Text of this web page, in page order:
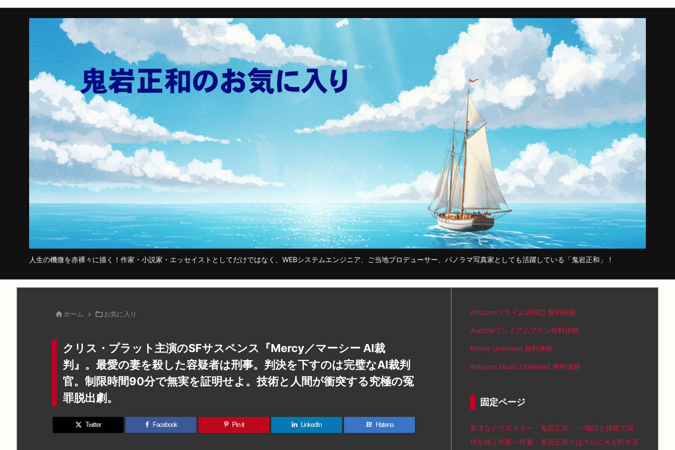
人生の機微を赤裸々に描く！作家・小説家・エッセイストとしてだけではなく、WEBシステムエンジニア、ご当地プロデューサー、パノラマ写真家としても活躍している「鬼岩正和」！
 ホーム > お気に入り
クリス・プラット主演のSFサスペンス『Mercy／マーシー AI裁
判』。最愛の妻を殺した容疑者は刑事。判決を下すのは完璧なAI裁判
官。制限時間90分で無実を証明せよ。技術と人間が衝突する究極の冤
罪脱出劇。
Twitter Facebook Pin it LinkedIn B! Hatena
AmazonプライムVIDEO 無料体験
Audibleプレミアムプラン無料体験
Kindle Unlimited 無料体験
Amazon Music Unlimited 無料体験
固定ページ
多才なクリエイター「鬼岩正和」 ～物語と技術で現
代を描く作家～作家・鬼岩正和とは？心に火を灯す言